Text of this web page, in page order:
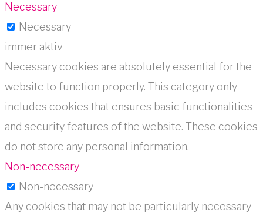
Necessary
Necessary
immer aktiv
Necessary cookies are absolutely essential for the
website to function properly. This category only
includes cookies that ensures basic functionalities
and security features of the website. These cookies
do not store any personal information.
Non-necessary
Non-necessary
Any cookies that may not be particularly necessary